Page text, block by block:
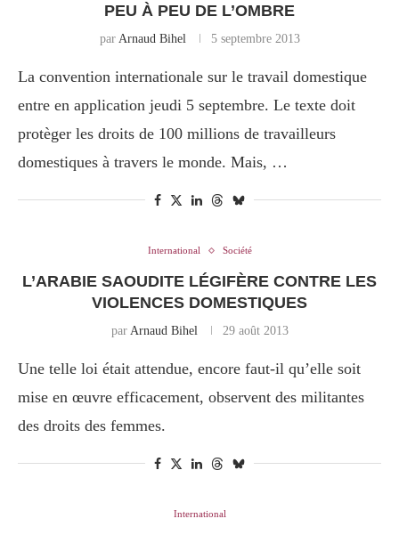
PEU À PEU DE L’OMBRE
par Arnaud Bihel 5 septembre 2013
La convention internationale sur le travail domestique
entre en application jeudi 5 septembre. Le texte doit
protèger les droits de 100 millions de travailleurs
domestiques à travers le monde. Mais, …
International Société
L’ARABIE SAOUDITE LÉGIFÈRE CONTRE LES
VIOLENCES DOMESTIQUES
par Arnaud Bihel 29 août 2013
Une telle loi était attendue, encore faut-il qu’elle soit
mise en œuvre efficacement, observent des militantes
des droits des femmes.
International